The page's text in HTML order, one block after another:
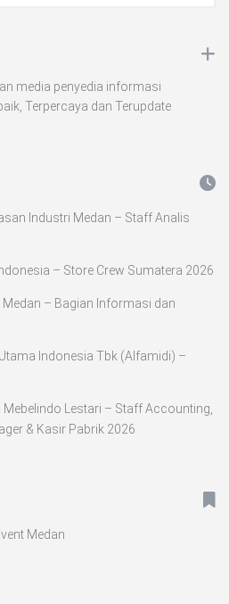
media penyedia informasi
Terpercaya dan Terupdate
Industri Medan – Staff Analis
– Store Crew Sumatera 2026
Medan – Bagian Informasi dan
Indonesia Tbk (Alfamidi) –
Lestari – Staff Accounting,
& Kasir Pabrik 2026
Medan